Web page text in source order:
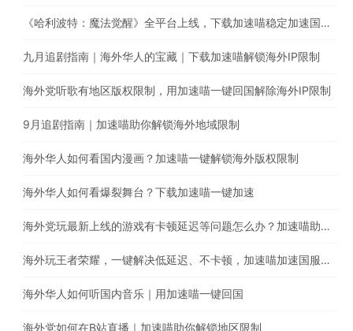
《哈利波特：魔法觉醒》全平台上线，下载加速喵稳定加速国内游戏
九月追剧指南｜海外华人的宝藏｜下载加速喵解锁海外IP限制
海外党听歌有地区版权限制，用加速喵一键回国解除海外IP限制
9月追剧指南｜加速喵助你解锁海外地域限制
海外华人如何看国内漫画？加速喵一键解锁海外版权限制
海外华人如何看爆裂舞台？下载加速喵一键加速
海外党玩最新上线的游戏有卡顿延迟等问题怎么办？加速喵助你一键回国提高游戏体验
海外玩王者荣耀，一键解决低延迟、不卡顿，加速喵加速国服游戏带你上王者
海外华人如何听国内音乐｜用加速喵一键回国
海外党如何在B站直播｜加速喵助你解锁地区限制